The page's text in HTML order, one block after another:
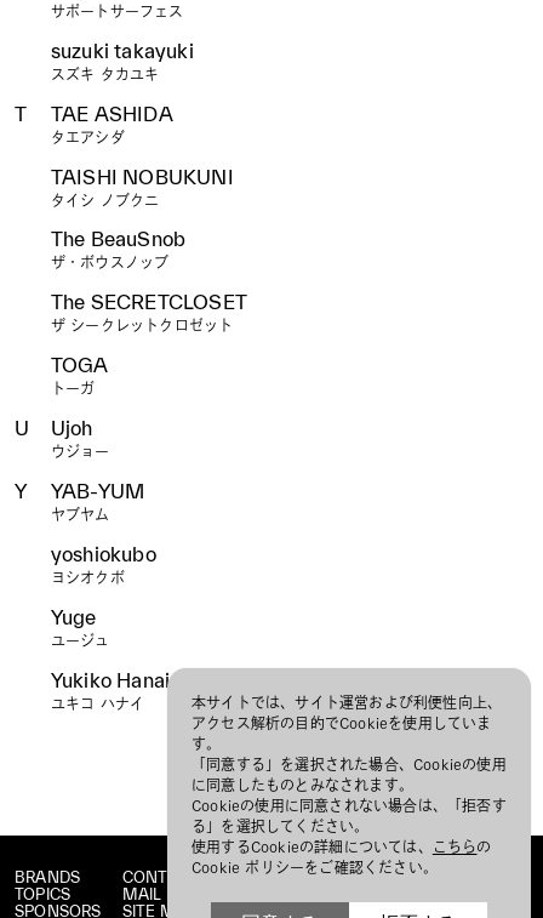
サポートサーフェス
suzuki takayuki
スズキ タカユキ
T TAE ASHIDA
タエアシダ
TAISHI NOBUKUNI
タイシ ノブクニ
The BeauSnob
ザ・ボウスノッブ
The SECRETCLOSET
ザ シークレットクロゼット
TOGA
トーガ
U Ujoh
ウジョー
Y YAB-YUM
ヤブヤム
yoshiokubo
ヨシオクボ
Yuge
ユージュ
Yukiko Hanai
ユキコ ハナイ
BRANDS
TOPICS
SPONSORS
CONTACT
MAIL MAGAZINE
SITE MAP
本サイトでは、サイト運営および利便性向上、
アクセス解析の目的でCookieを使用していま
す。
「同意する」を選択された場合、Cookieの使用
に同意したものとみなされます。
Cookieの使用に同意されない場合は、「拒否す
る」を選択してください。
使用するCookieの詳細については、
こちらの
Cookie ポリシーをご確認ください。